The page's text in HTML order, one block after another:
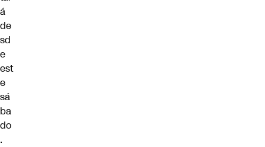
á
de
sd
e
est
e
sá
ba
do
.